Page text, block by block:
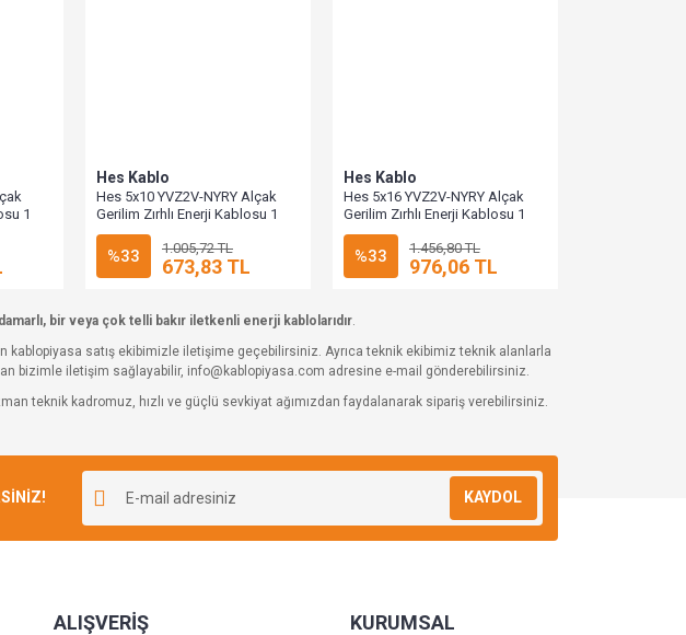
1
Hes Kablo
Hes 5x10 YVZ2V-NYRY Alçak
Gerilim Zırhlı Enerji Kablosu 1
Metre
%33 1.005,72 TL
673,83 TL
Hes Kablo
Hes 5x16 YVZ2V-NYRY Alçak
Gerilim Zırhlı Enerji Kablosu 1
Metre
%33 1.456,80 TL
976,06 TL
bir veya çok telli bakır iletkenli enerji kablolarıdır
kablopiyasa satış ekibimizle iletişime geçebilirsiniz. Ayrıca teknik ekibimiz teknik alanlarla
bizimle iletişim sağlayabilir, info@kablopiyasa.com adresine e-mail gönderebilirsiniz.
teknik kadromuz, hızlı ve güçlü sevkiyat ağımızdan faydalanarak sipariş verebilirsiniz.
KAYDOL
ALIŞVERİŞ KURUMSAL